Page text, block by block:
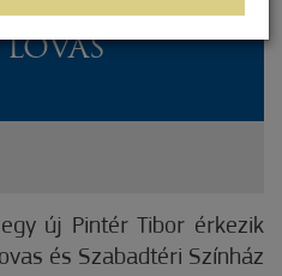
ÉRKEZIK A
új Pintér Tibor érkezik
és Szabadtéri Színház